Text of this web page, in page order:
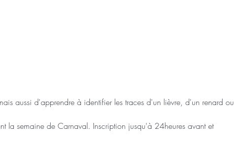
aussi d'apprendre à identifier les traces d'un lièvre, d'un renard ou
la semaine de Carnaval. Inscription jusqu'à 24heures avant et